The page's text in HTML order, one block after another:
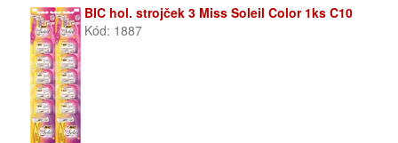
BIC hol. strojček 3 Miss Soleil Color 1ks C10
Kód: 1887